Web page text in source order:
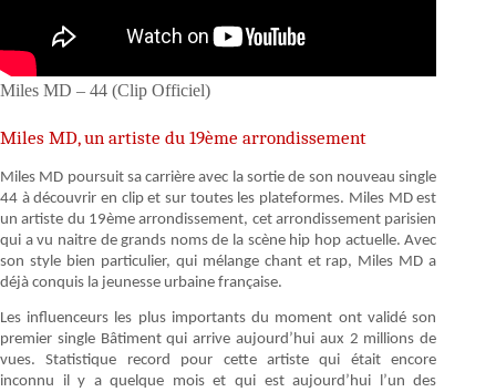
Miles MD – 44 (Clip Officiel)
Miles MD, un artiste du 19ème arrondissement
Miles MD poursuit sa carrière avec la sortie de son nouveau single
44 à découvrir en clip et sur toutes les plateformes. Miles MD est
un artiste du 19ème arrondissement, cet arrondissement parisien
qui a vu naitre de grands noms de la scène hip hop actuelle. Avec
son style bien particulier, qui mélange chant et rap, Miles MD a
déjà conquis la jeunesse urbaine française.
Les influenceurs les plus importants du moment ont validé son
premier single Bâtiment qui arrive aujourd’hui aux 2 millions de
vues. Statistique record pour cette artiste qui était encore
inconnu il y a quelque mois et qui est aujourd’hui l’un des